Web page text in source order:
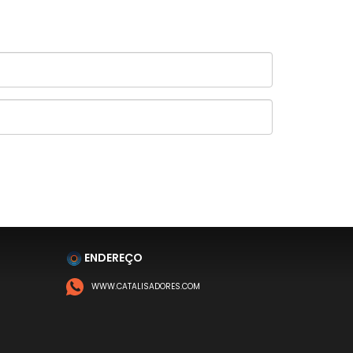
ENDEREÇO
WWW.CATALISADORES.COM